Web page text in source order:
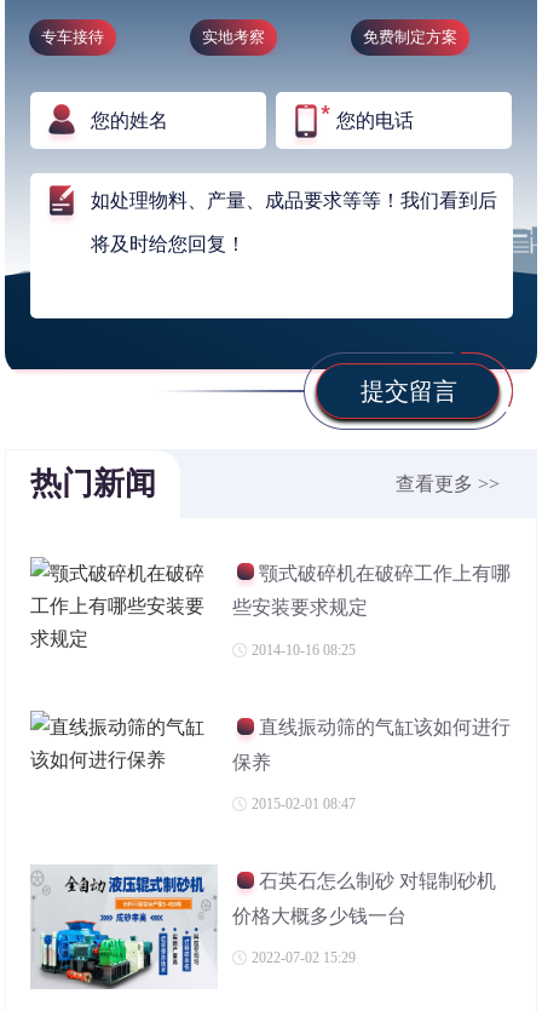
专车接待 实地考察 免费制定方案
提交留言
热门新闻 查看更多 >>
颚式破碎机在破碎工作上有哪
些安装要求规定
2014-10-16 08:25
直线振动筛的气缸该如何进行
保养
2015-02-01 08:47
石英石怎么制砂 对辊制砂机
价格大概多少钱一台
2022-07-02 15:29